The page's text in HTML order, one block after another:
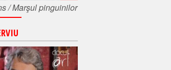
/ Marşul pinguinilor